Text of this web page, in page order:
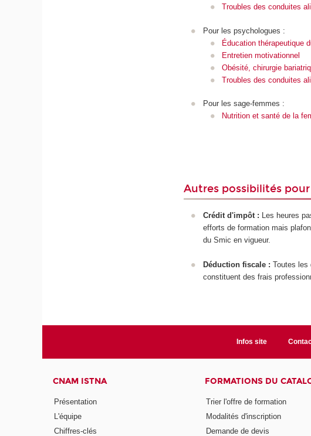
Troubles des conduites
Pour les psychologues :
Éducation thérapeutique
Entretien motivationnel
Obésité, chirurgie
Troubles des conduites
Pour les sage-femmes :
Nutrition et santé de la
Autres possibilités
Crédit d'impôt : Les heures
efforts de formation mais
du Smic en vigueur.
Déduction fiscale : Toutes les
constituent des frais
Infos site
CNAM ISTNA
Présentation
L'équipe
Chiffres-clés
FORMATIONS DU
Trier l'offre de formation
Modalités d'inscription
Demande de devis